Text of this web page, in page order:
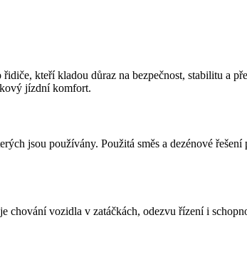
kteří kladou důraz na bezpečnost, stabilitu a
jízdní komfort.
jsou používány. Použitá směs a dezénové
vozidla v zatáčkách, odezvu řízení i